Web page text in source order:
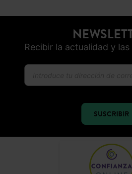
Recibir la actualidad y
SUSCRIBIR